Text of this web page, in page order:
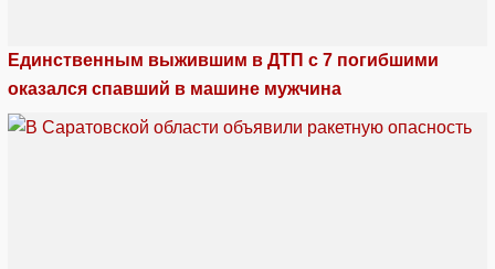
Единственным выжившим в ДТП с 7 погибшими
оказался спавший в машине мужчина